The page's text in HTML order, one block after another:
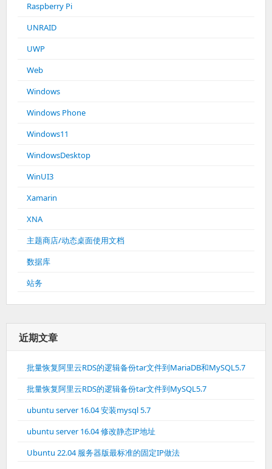
Raspberry Pi
UNRAID
UWP
Web
Windows
Windows Phone
Windows11
WindowsDesktop
WinUI3
Xamarin
XNA
主题商店/动态桌面使用文档
数据库
站务
近期文章
批量恢复阿里云RDS的逻辑备份tar文件到MariaDB和MySQL5.7
批量恢复阿里云RDS的逻辑备份tar文件到MySQL5.7
ubuntu server 16.04 安装mysql 5.7
ubuntu server 16.04 修改静态IP地址
Ubuntu 22.04 服务器版最标准的固定IP做法